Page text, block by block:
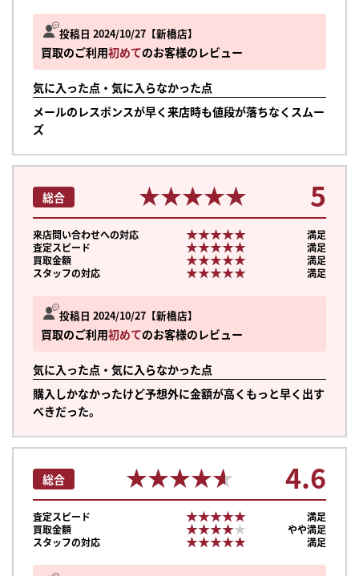
投稿日 2024/10/27 新橋店
買取のご利用初めてのお客様のレビュー
気に入った点・気に入らなかった点
メールのレスポンスが早く来店時も値段が落ちなくスムー
ズ
投稿日 2024/10/27 新橋店
買取のご利用初めてのお客様のレビュー
気に入った点・気に入らなかった点
購入しかなかったけど予想外に金額が高くもっと早く出す
べきだった。
総合 ★★★★★
★★★★★ 5
来店問い合わせへの対応 ★★★★★
★★★★★
満足
査定スピード
★★★★★
★★★★★
満足
買取金額
★★★★★
★★★★★
満足
スタッフの対応
★★★★★
★★★★★ 満足
総合 ★★★★★
★★★★★ 4.6
査定スピード ★★★★★
★★★★★
満足
買取金額
★★★★★
★★★★★
やや満足
スタッフの対応
★★★★★
★★★★★ 満足